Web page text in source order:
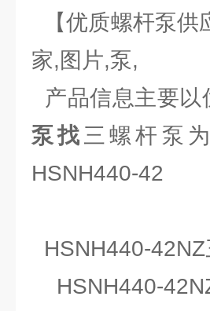
【优质螺杆泵供
家,图片,泵,
产品信息主要以
泵找 三螺杆泵
HSNH440-42
HSNH440-
HSNH440-